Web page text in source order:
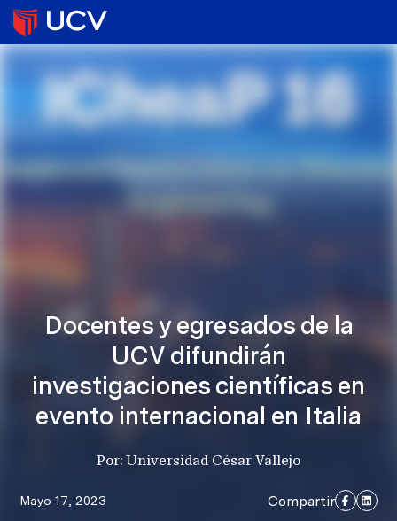
Docentes y egresados de la
UCV difundirán
investigaciones científicas en
evento internacional en Italia
Por: Universidad César Vallejo
Mayo 17, 2023 Compartir